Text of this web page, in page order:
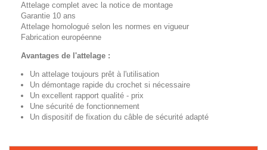
Attelage complet avec la notice de montage
Garantie 10 ans
Attelage homologué selon les normes en vigueur
Fabrication européenne
Avantages de l'attelage :
Un attelage toujours prêt à l'utilisation
Un démontage rapide du crochet si nécessaire
Un excellent rapport qualité - prix
Une sécurité de fonctionnement
Un dispositif de fixation du câble de sécurité adapté